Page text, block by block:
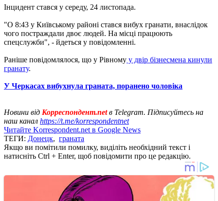
Інцидент стався у середу, 24 листопада.
"О 8:43 у Київському районі стався вибух гранати, внаслідок
чого постраждали двоє людей. На місці працюють
спецслужби", - йдеться у повідомленні.
Раніше повідомлялося, що у Рівному у двір бізнесмена кинули
гранату.
У Черкасах вибухнула граната, поранено чоловіка
Новини від Корреспондент.netв Telegram. Підписуйтесь на
наш канал https://t.me/korrespondentnet
Читайте Korrespondent.net в Google News
ТЕГИ: Донецк, граната
Якщо ви помітили помилку, виділіть необхідний текст і
натисніть Ctrl + Enter, щоб повідомити про це редакцію.